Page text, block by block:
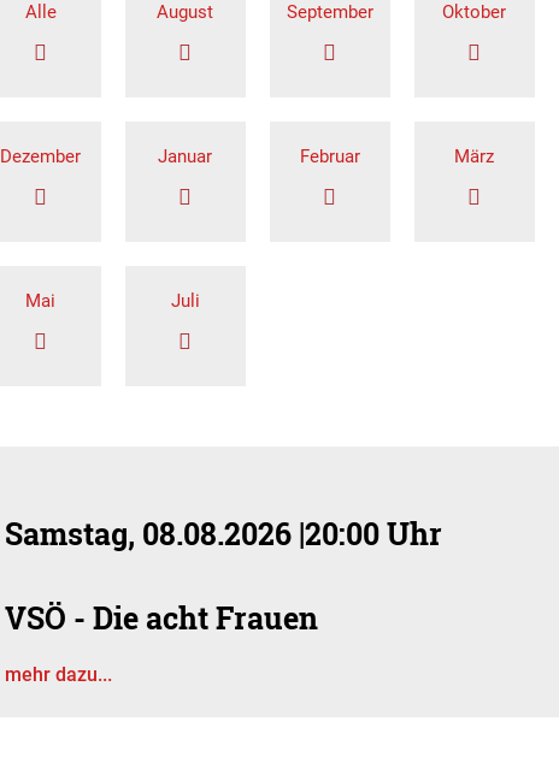
Alle August September Oktober
Dezember Januar Februar März
Mai Juli
Samstag, 08.08.2026 |20:00 Uhr
VSÖ - Die acht Frauen
mehr dazu...